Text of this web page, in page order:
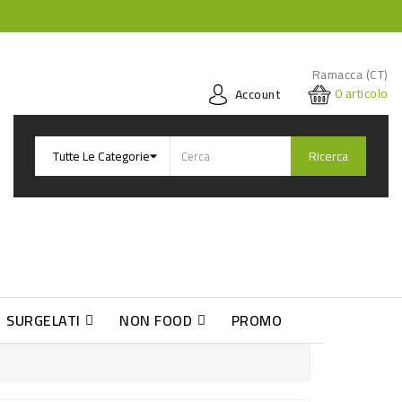
Ramacca (CT)
Account
0articolo
Ricerca
SURGELATI NON FOOD PROMO